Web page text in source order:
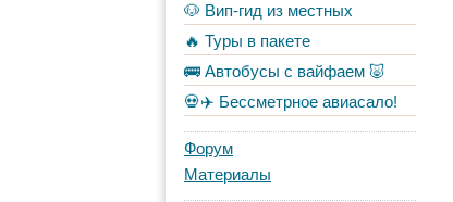
🐶 Вип-гид из местных
🔥 Туры в пакете
🚌 Автобусы с вайфаем 🐷
💀✈️ Бессметрное авиасало!
Форум
Материалы